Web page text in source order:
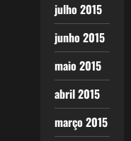
julho 2015
junho 2015
maio 2015
abril 2015
março 2015